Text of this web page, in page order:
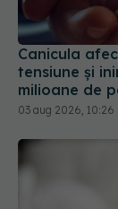
Canicula
tensiune și
milioane de
03 aug 2026, 10:26